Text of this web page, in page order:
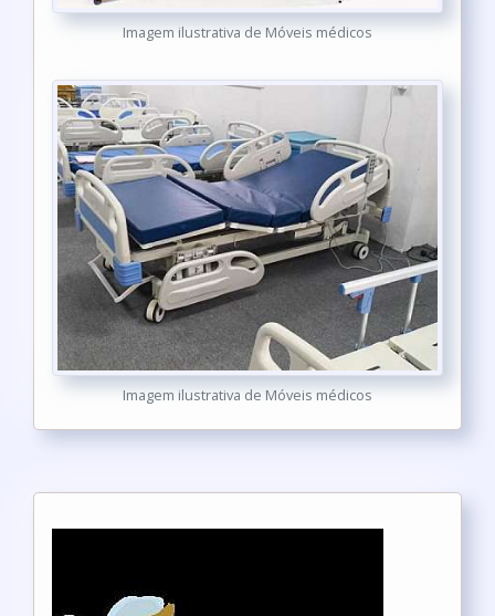
Imagem ilustrativa de Móveis médicos
Imagem ilustrativa de Móveis médicos